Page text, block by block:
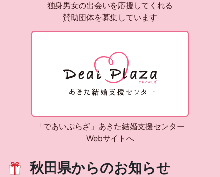
独身男女の出会いを応援してくれる
賛助団体を募集しています
「であいぷらざ」あきた結婚支援センター
Webサイトへ
秋田県からのお知らせ